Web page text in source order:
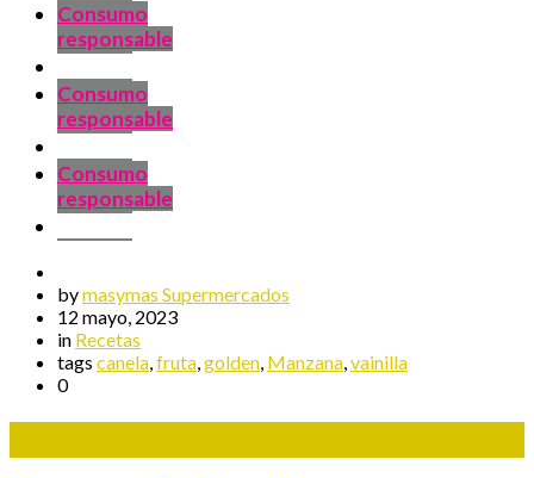
Consumo
responsable
Consumo
responsable
Consumo
responsable
bymasymas Supermercados
12 mayo, 2023
in Recetas
tags canela,fruta,golden, Manzana,vainilla
0